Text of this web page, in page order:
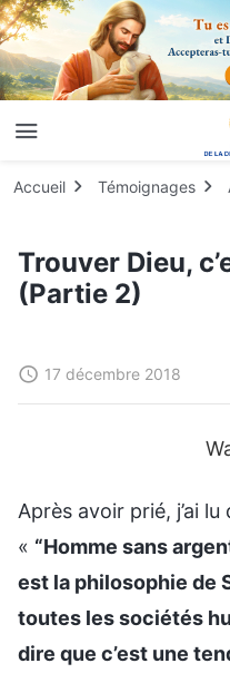
Accueil Témoignages
Trouver Dieu,
(Partie 2)
17 décembre 2018
Après avoir prié, j’ai lu
« “Homme sans
est la philosophie de
toutes les sociétés
dire que c’est une